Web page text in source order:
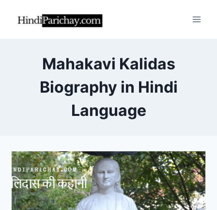
Mahakavi Kalidas
Biography in Hindi
Language